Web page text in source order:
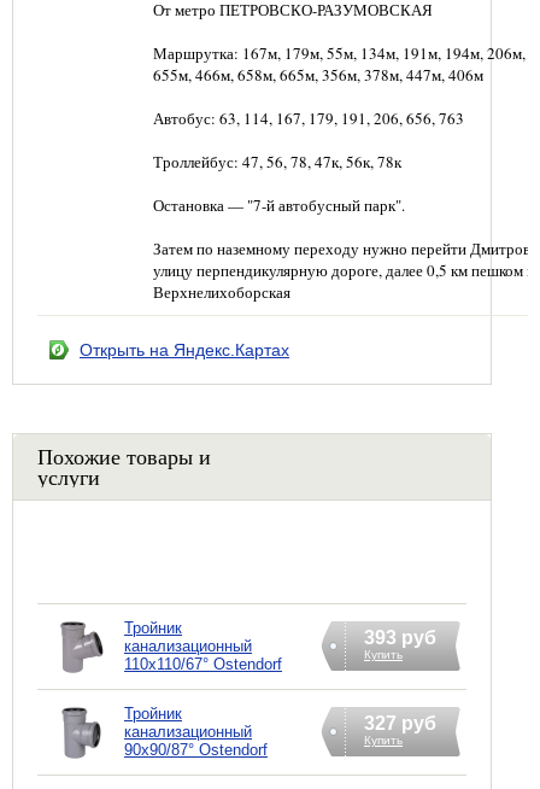
От метро ПЕТРОВСКО-РАЗУМОВСКАЯ
Маршрутка: 167м, 179м, 55м, 134м, 191м, 194м, 206м,
655м, 466м, 658м, 665м, 356м, 378м, 447м, 406м
Автобус: 63, 114, 167, 179, 191, 206, 656, 763
Троллейбус: 47, 56, 78, 47к, 56к, 78к
Остановка — "7-й автобусный парк".
Затем по наземному переходу нужно перейти
улицу перпендикулярную дороге, далее 0,5 км пешком
Верхнелихоборская
Открыть на Яндекс.Картах
Похожие товары и
услуги
Тройник
канализационный
110х110/67° Ostendorf
393 руб
Купить
Тройник
канализационный
90х90/87° Ostendorf
327 руб
Купить